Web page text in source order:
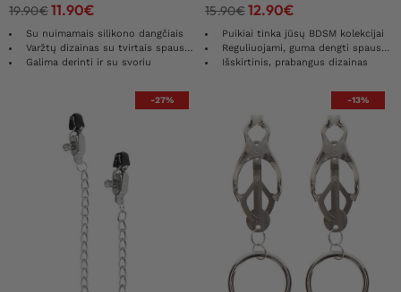
19.90€11.90€
Su nuimamais silikono dangčiais
Varžtų dizainas su tvirtais spaustukais
Galima derinti ir su svoriu
15.90€12.90€
Puikiai tinka jūsų BDSM kolekcijai
Reguliuojami, guma dengti spaustukai
Išskirtinis, prabangus dizainas
-27% -13%